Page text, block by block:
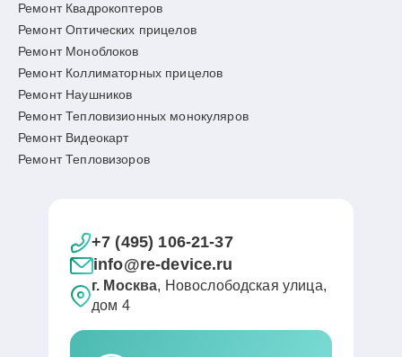
Ремонт Квадрокоптеров
Ремонт Оптических прицелов
Ремонт Моноблоков
Ремонт Коллиматорных прицелов
Ремонт Наушников
Ремонт Тепловизионных монокуляров
Ремонт Видеокарт
Ремонт Тепловизоров
+7 (495) 106-21-37
info@re-device.ru
г. Москва, Новослободская улица,
дом 4